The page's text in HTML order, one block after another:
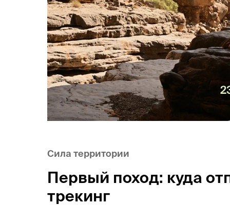
Сила территории
Первый поход: куда
трекинг